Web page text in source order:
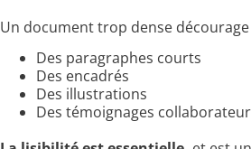
Un document trop dense
Des paragraphes courts
Des encadrés
Des illustrations
Des témoignages